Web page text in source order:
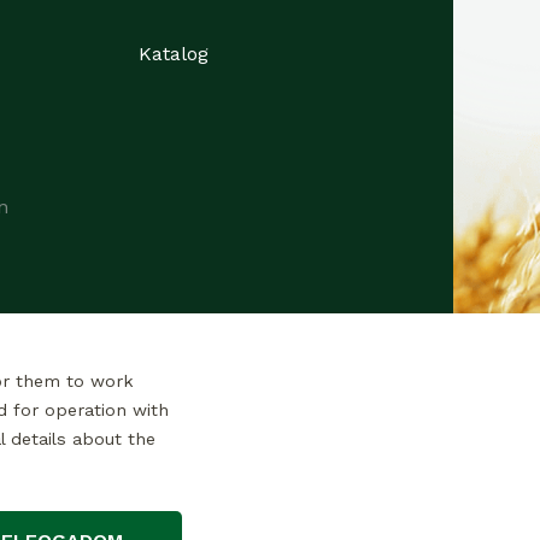
them to work
for operation with
details about the
Katalog